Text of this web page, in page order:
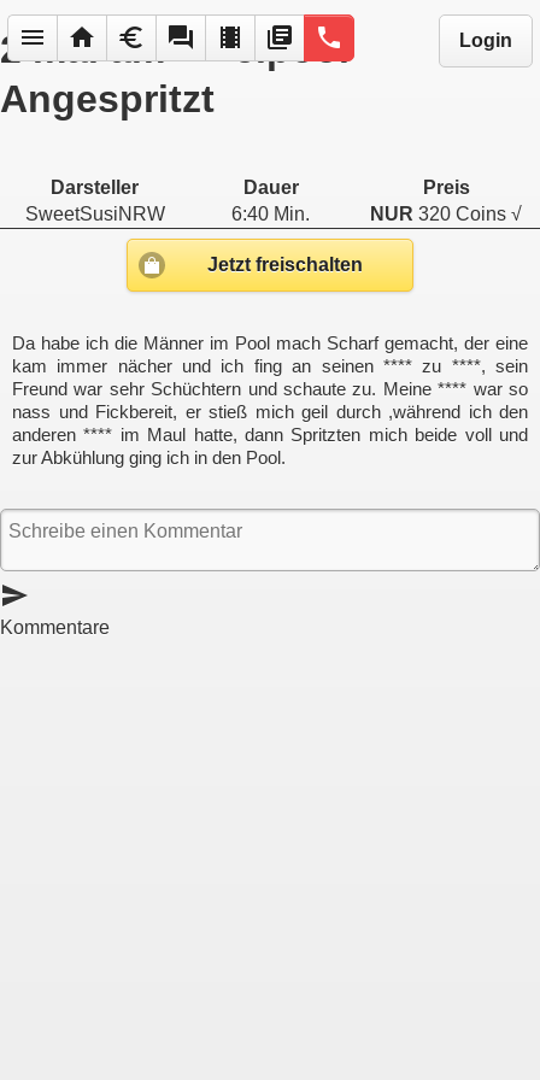
menu home euro forum local_movies library_books phone Login
2 mal am ****elpool
Angespritzt
Darsteller Dauer
Preis
SweetSusiNRW
6:40 Min. NUR 320 Coins √
Jetzt freischalten
Da habe ich die Männer im Pool mach Scharf gemacht, der eine
kam immer nächer und ich fing an seinen **** zu ****, sein
Freund war sehr Schüchtern und schaute zu. Meine **** war so
nass und Fickbereit, er stieß mich geil durch ,während ich den
anderen **** im Maul hatte, dann Spritzten mich beide voll und
zur Abkühlung ging ich in den Pool.
send
Kommentare